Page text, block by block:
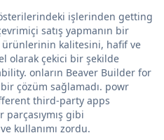
işlerinden getting
satış yapmanın bir
kalitesini, hafif ve
olarak çekici bir şekilde
onların Beaver Builder for
çözüm sağlamadı. powr
third-party apps
gibi
kullanımı zordu.